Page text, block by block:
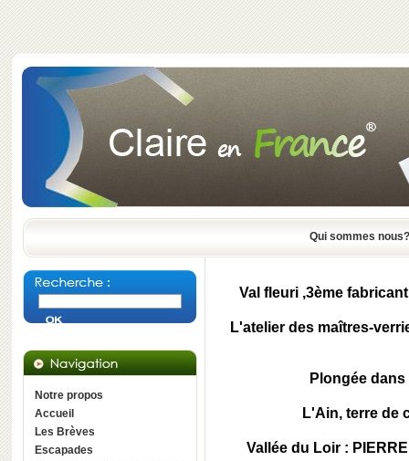
Qui sommes nous?
Notre propos
Accueil
Les Brèves
Escapades
Val fleuri ,3ème
L'atelier des maîtres-
Plongée
L'Ain, terre de
Vallée du Loir :